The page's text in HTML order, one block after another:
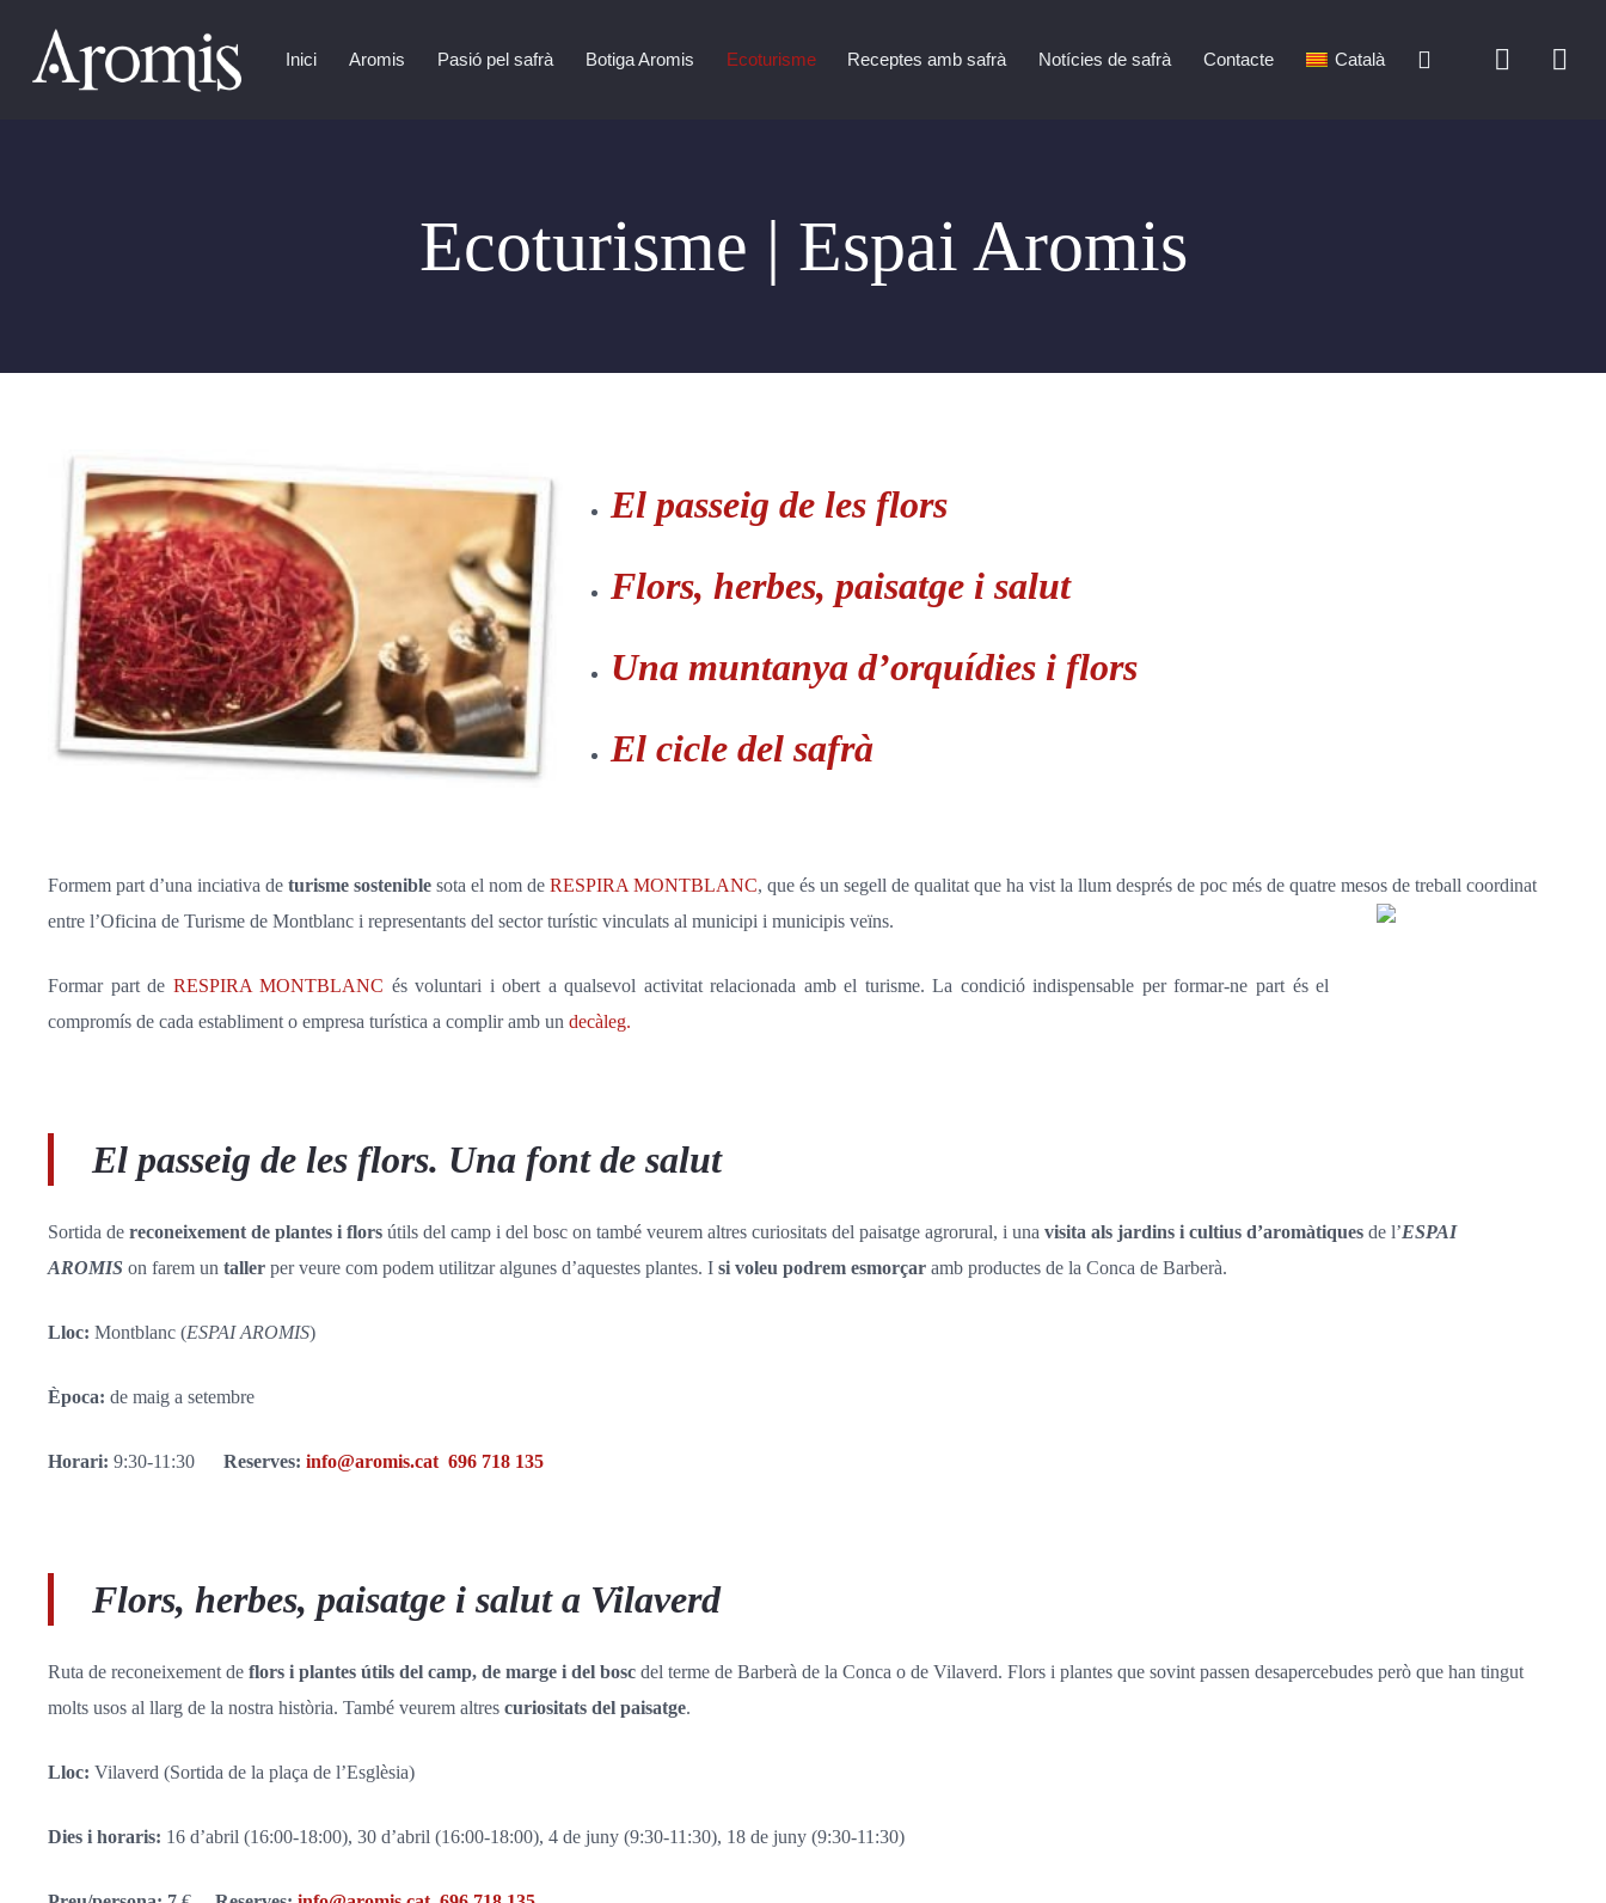
Inici Aromis Pasió pel safrà Botiga Aromis Ecoturisme Receptes amb safrà Notícies de safrà Contacte Català
Ecoturisme | Espai Aromis
El passeig de les flors
Flors, herbes, paisatge i salut
Una muntanya d’orquídies i flors
El cicle del safrà
Formem part d’una inciativa de turisme sostenible sota el nom de RESPIRA MONTBLANC, que és un segell de qualitat que ha vist la llum després de poc més de quatre mesos de treball coordinat
entre l’Oficina de Turisme de Montblanc i representants del sector turístic vinculats al municipi i municipis veïns.
Formar part de RESPIRA MONTBLANC és voluntari i obert a qualsevol activitat relacionada amb el turisme. La condició indispensable per formar-ne part és el
compromís de cada establiment o empresa turística a complir amb un decàleg.
El passeig de les flors. Una font de salut
Sortida de reconeixement de plantes i flors útils del camp i del bosc on també veurem altres curiositats del paisatge agrorural, i una visita als jardins i cultius d’aromàtiques de l’ESPAI
AROMIS on farem un taller per veure com podem utilitzar algunes d’aquestes plantes. I si voleu podrem esmorçar amb productes de la Conca de Barberà.
Lloc: Montblanc (ESPAI AROMIS)
Època: de maig a setembre
Horari: 9:30-11:30 Reserves: info@aromis.cat 696 718 135
Flors, herbes, paisatge i salut a Vilaverd
Ruta de reconeixement de flors i plantes útils del camp, de marge i del bosc del terme de Barberà de la Conca o de Vilaverd. Flors i plantes que sovint passen desapercebudes però que han tingut
molts usos al llarg de la nostra història. També veurem altres curiositats del paisatge.
Lloc: Vilaverd (Sortida de la plaça de l’Esglèsia)
Dies i horaris: 16 d’abril (16:00-18:00), 30 d’abril (16:00-18:00), 4 de juny (9:30-11:30), 18 de juny (9:30-11:30)